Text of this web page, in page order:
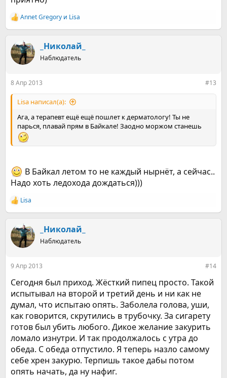
Р
е
к
ц
и
Annet Gregory и Lisa
_Николай_
Наблюдатель
8 Апр 2013 #13
Lisa написал(а):
Ага, а терапевт ещё ещё пошлет к дерматологу! Ты не
парься, плавай прям в Байкале! Заодно моржом станешь
В Байкал летом то не каждый нырнёт, а сейчас..
Надо хоть ледохода дождаться)))
Р
е
к
ц
и
Lisa
_Николай_
Наблюдатель
9 Апр 2013 #14
Сегодня был приход. Жёсткий пипец просто. Такой
испытывал на второй и третий день и ни как не
думал, что испытаю опять. Заболела голова, уши,
как говорится, скрутились в трубочку. За сигарету
готов был убить любого. Дикое желание закурить
ломало изнутри. И так продолжалось с утра до
обеда. С обеда отпустило. Я теперь назло самому
себе хрен закурю. Терпишь такое дабы потом
опять начать, да ну нафиг.